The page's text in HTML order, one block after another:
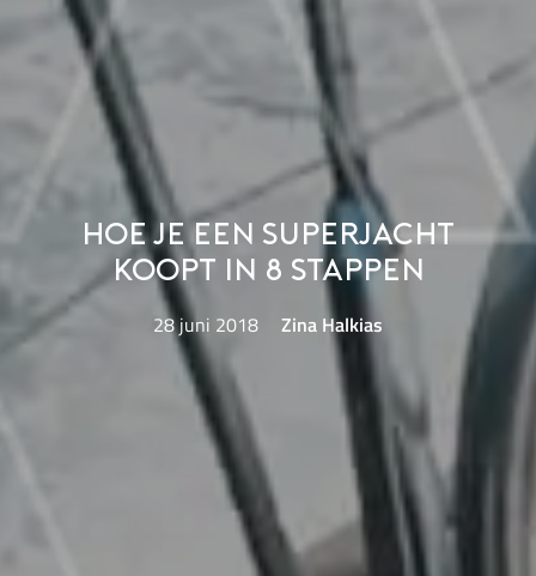
Hoe je een superjacht
koopt in 8 stappen
28 juni 2018 Zina Halkias